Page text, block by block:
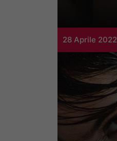
28 Aprile 2022